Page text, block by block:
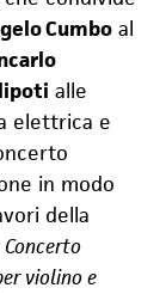
Cumbo al
alle
elettrica e
in modo
della
Concerto
violino e